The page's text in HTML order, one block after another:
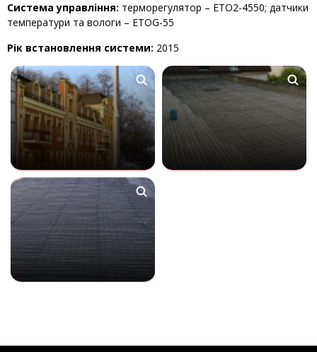
Система управління: терморегулятор – ETО2-4550; датчики
температури та вологи – ETOG-55
Рік встановлення системи: 2015